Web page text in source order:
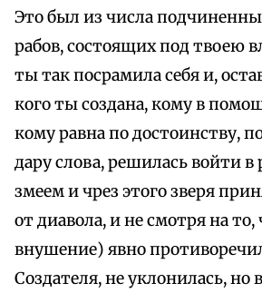
Это был из числа
рабов, состоящих под твоею
ты так посрамила себя и,
кого ты создана, кому в
кому равна по достоинству,
дару слова, решилась войти в
змеем и чрез этого зверя
от диавола, и не смотря на то,
внушение) явно
Создателя, не уклонилась, но